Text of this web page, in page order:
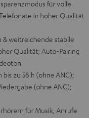
für volle
in hoher Qualität
& weitreichende stabile
Qualität; Auto-Pairing
zu 58 h (ohne ANC);
(ohne ANC);
für Musik, Anrufe